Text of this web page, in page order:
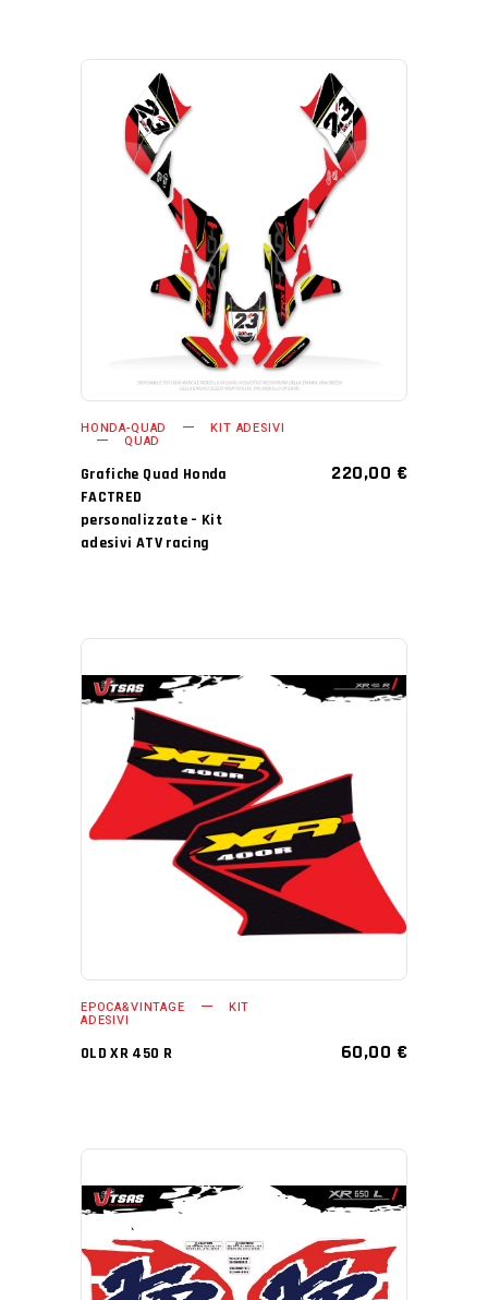
AGGIUNGI AL CARRELLO
HONDA-QUAD KIT ADESIVI
QUAD
Grafiche Quad Honda
FACTRED
personalizzate – Kit
adesivi ATV racing
220,00 €
AGGIUNGI AL CARRELLO
EPOCA&VINTAGE KIT
ADESIVI
OLD XR 450 R 60,00 €